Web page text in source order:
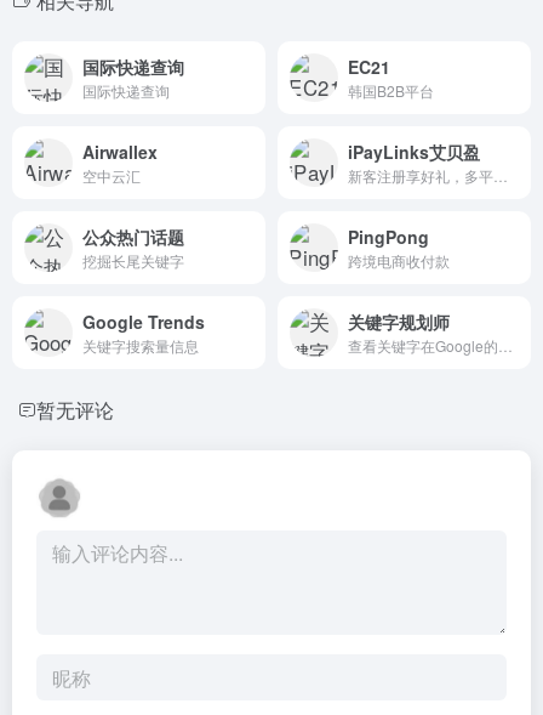
国际快递查询
国际快递查询
EC21
韩国B2B平台
Airwallex
空中云汇
iPayLinks艾贝盈
公众热门话题
挖掘长尾关键字
PingPong
跨境电商收付款
Google Trends
关键字搜索量信息
关键字规划师
暂无评论